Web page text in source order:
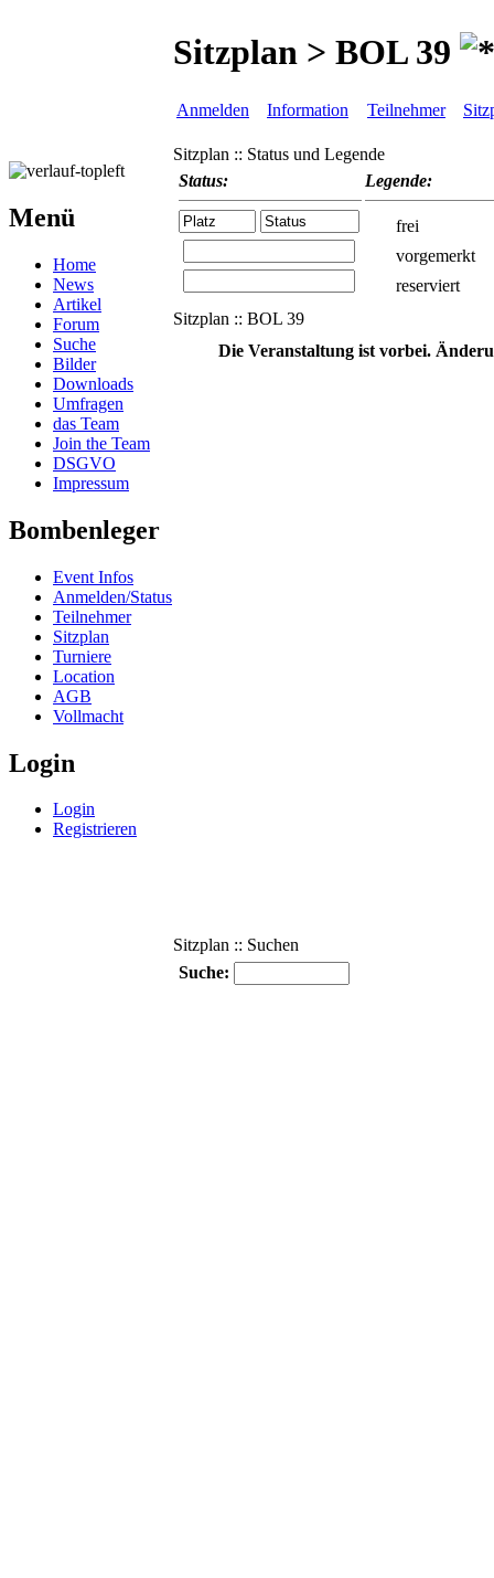
Menü
Home
News
Artikel
Forum
Suche
Bilder
Downloads
Umfragen
das Team
Join the Team
DSGVO
Impressum
Bombenleger
Event Infos
Anmelden/Status
Teilnehmer
Sitzplan
Turniere
Location
AGB
Vollmacht
Login
Login
Registrieren
Sitzplan > BOL 39
Anmelden Information Teilnehmer
Sitzplan :: Status und Legende
Status:
Legende:
frei
vorgemerkt
reserviert
Sitzplan :: BOL 39
Die Veranstaltung ist vorbei.
Sitzplan :: Suchen
Suche: